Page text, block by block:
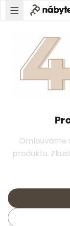
Omlouváme
produktu.